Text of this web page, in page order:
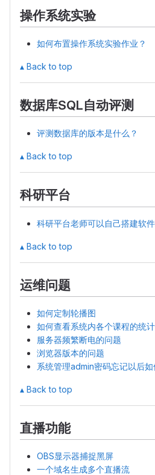
操作系统实验
如何布置操作系统实验作业？
▴ Back to top
数据库SQL自动评测
评测数据库的版本是什么？
▴ Back to top
科研平台
科研平台老师可以自己搭建软
▴ Back to top
运维问题
如何定制轮播图
如何查看系统内各个课程的统
服务器频繁断电的问题
浏览器版本的问题
系统管理admin密码忘记以后如
▴ Back to top
直播功能
OBS显示器捕捉黑屏
一个域名生成多个直播流